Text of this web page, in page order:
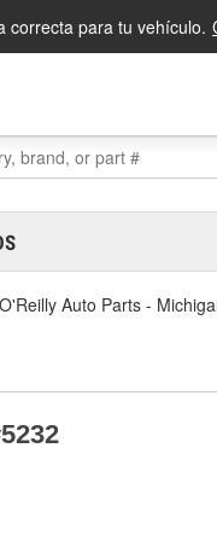
correcta para tu vehículo.
O'Reilly Auto Parts -